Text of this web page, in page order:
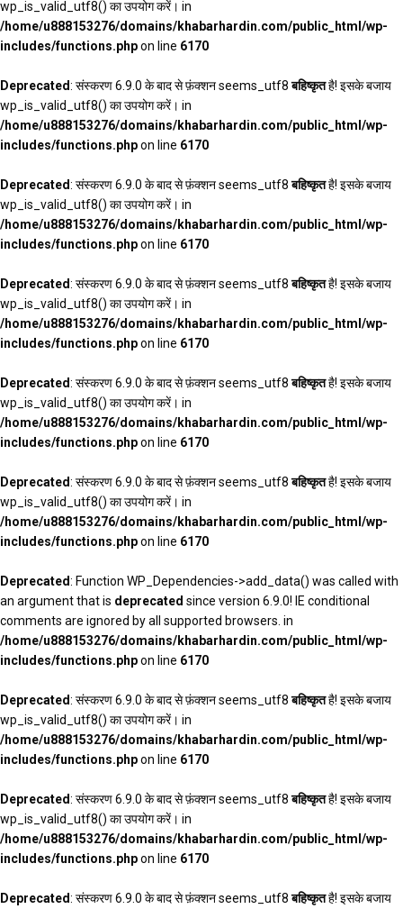
wp_is_valid_utf8() का उपयोग करें। in
/home/u888153276/domains/khabarhardin.com/public_html/wp-
includes/functions.phpon line 6170
Deprecated: संस्करण 6.9.0 के बाद से फ़ंक्शन seems_utf8बहिष्कृतहै! इसके बजाय
wp_is_valid_utf8() का उपयोग करें। in
/home/u888153276/domains/khabarhardin.com/public_html/wp-
includes/functions.phpon line 6170
Deprecated: संस्करण 6.9.0 के बाद से फ़ंक्शन seems_utf8बहिष्कृतहै! इसके बजाय
wp_is_valid_utf8() का उपयोग करें। in
/home/u888153276/domains/khabarhardin.com/public_html/wp-
includes/functions.phpon line 6170
Deprecated: संस्करण 6.9.0 के बाद से फ़ंक्शन seems_utf8बहिष्कृतहै! इसके बजाय
wp_is_valid_utf8() का उपयोग करें। in
/home/u888153276/domains/khabarhardin.com/public_html/wp-
includes/functions.phpon line 6170
Deprecated: संस्करण 6.9.0 के बाद से फ़ंक्शन seems_utf8बहिष्कृतहै! इसके बजाय
wp_is_valid_utf8() का उपयोग करें। in
/home/u888153276/domains/khabarhardin.com/public_html/wp-
includes/functions.phpon line 6170
Deprecated: संस्करण 6.9.0 के बाद से फ़ंक्शन seems_utf8बहिष्कृतहै! इसके बजाय
wp_is_valid_utf8() का उपयोग करें। in
/home/u888153276/domains/khabarhardin.com/public_html/wp-
includes/functions.phpon line 6170
Deprecated: Function WP_Dependencies->add_data() was called with
an argument that is deprecated since version 6.9.0! IE conditional
comments are ignored by all supported browsers. in
/home/u888153276/domains/khabarhardin.com/public_html/wp-
includes/functions.phpon line 6170
Deprecated: संस्करण 6.9.0 के बाद से फ़ंक्शन seems_utf8बहिष्कृतहै! इसके बजाय
wp_is_valid_utf8() का उपयोग करें। in
/home/u888153276/domains/khabarhardin.com/public_html/wp-
includes/functions.phpon line 6170
Deprecated: संस्करण 6.9.0 के बाद से फ़ंक्शन seems_utf8बहिष्कृतहै! इसके बजाय
wp_is_valid_utf8() का उपयोग करें। in
/home/u888153276/domains/khabarhardin.com/public_html/wp-
includes/functions.phpon line 6170
Deprecated: संस्करण 6.9.0 के बाद से फ़ंक्शन seems_utf8बहिष्कृतहै! इसके बजाय